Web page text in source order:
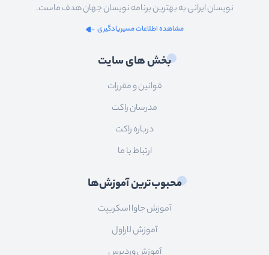
نویسان ایرانی به بهترین برنامه نویسان جهان هدف ماست.
مشاهده اطلاعات مسیریادگیری
بخش های سایت
قوانین و مقررات
مدرسان راکت
درباره راکت
ارتباط با ما
محبوب‌ترین آموزش‌ها
آموزش جاوا اسکریپت
آموزش لاراول